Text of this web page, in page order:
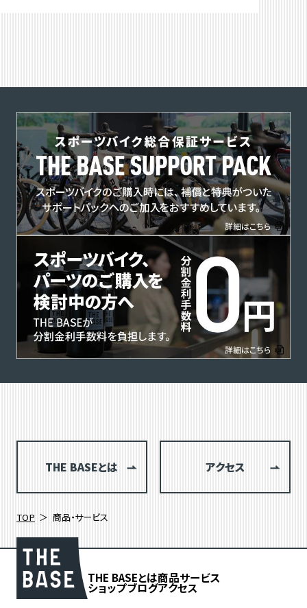
THE BASEとは アクセス
TOP 商品・サービス
THE BASEとは商品サービス
ショップブログアクセス